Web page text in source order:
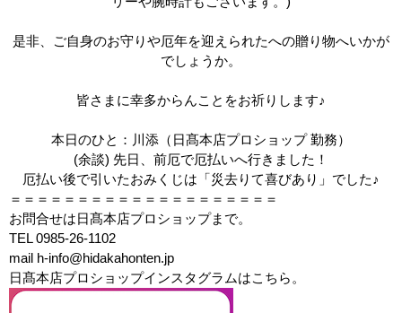
是非、ご自身のお守りや厄年を迎えられたへの贈り物へいかが
でしょうか。
皆さまに幸多からんことをお祈りします♪
本日のひと：川添（日髙本店プロショップ 勤務）
(余談) 先日、前厄で厄払いへ行きました！
厄払い後で引いたおみくじは「災去りて喜びあり」でした♪
＝＝＝＝＝＝＝＝＝＝＝＝＝＝＝＝＝＝＝＝
お問合せは日髙本店プロショップまで。
TEL 0985-26-1102
mail h-info@hidakahonten.jp
日髙本店プロショップインスタグラムはこちら。